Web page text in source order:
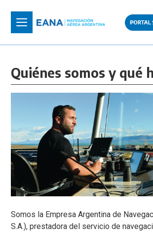
contenido
Toggle
navigation
Quiénes somos y qué
Somos la Empresa Argentina de
S.A.), prestadora del servicio de